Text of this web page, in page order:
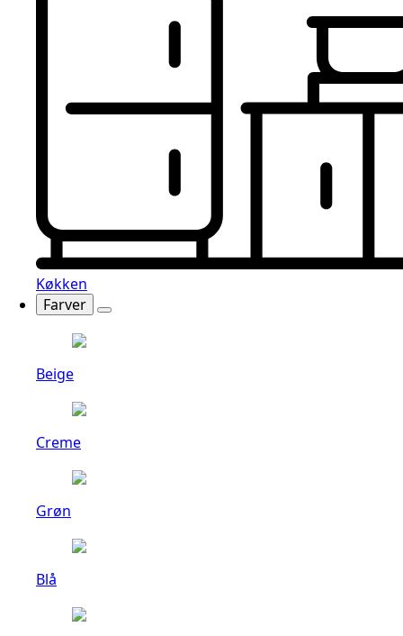
Køkken
Farver
Beige
Creme
Grøn
Blå